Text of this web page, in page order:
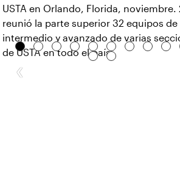
USTA en Orlando, Florida, noviembre.
reunió la parte superior 32 equipos de
intermedio y avanzado de varias
de USTA en todo el país.
‹